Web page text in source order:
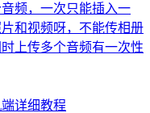
频，一次只能插入一
和视频呀，不能传相册
上传多个音频有一次性
详细教程